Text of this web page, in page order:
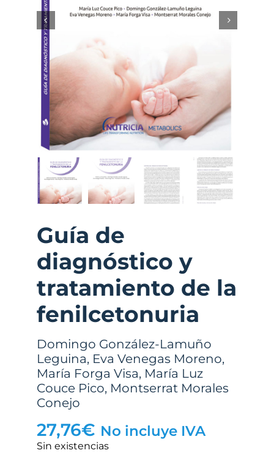
Guía de
diagnóstico y
tratamiento de la
fenilcetonuria
Domingo González-Lamuño
Leguina, Eva Venegas Moreno,
María Forga Visa, María Luz
Couce Pico, Montserrat Morales
Conejo
27,76€ No incluye IVA
Sin existencias